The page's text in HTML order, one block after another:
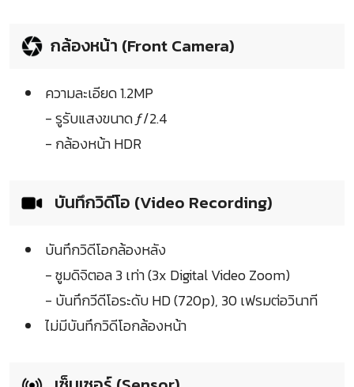
กล้องหน้า (Front Camera)
ความละเอียด 1.2MP
- รูรับแสงขนาด ƒ/2.4
- กล้องหน้า HDR
บันทึกวิดีโอ (Video Recording)
บันทึกวิดีโอกล้องหลัง
- ซูมดิจิตอล 3 เท่า (3x Digital Video Zoom)
- บันทึกวีดีโอระดับ HD (720p), 30 เฟรมต่อวินาที
ไม่มีบันทึกวิดีโอกล้องหน้า